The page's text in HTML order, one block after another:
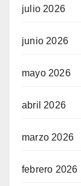
julio 2026
junio 2026
mayo 2026
abril 2026
marzo 2026
febrero 2026